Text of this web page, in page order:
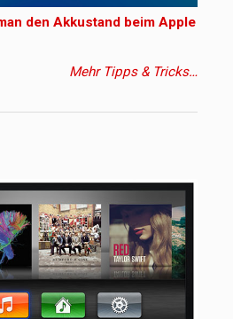
den Akkustand beim Apple
Mehr Tipps & Tricks…